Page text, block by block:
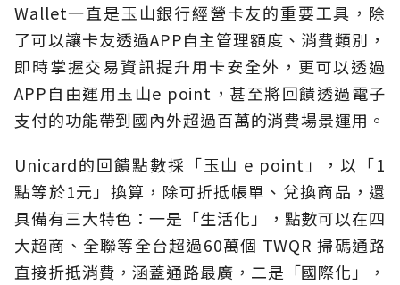
Wallet一直是玉山銀行經營卡友的重要工具，除
了可以讓卡友透過APP自主管理額度、消費類別，
即時掌握交易資訊提升用卡安全外，更可以透過
APP自由運用玉山e point，甚至將回饋透過電子
支付的功能帶到國內外超過百萬的消費場景運用。
Unicard的回饋點數採「玉山 e point」，以「1
點等於1元」換算，除可折抵帳單、兌換商品，還
具備有三大特色：一是「生活化」，點數可以在四
大超商、全聯等全台超過60萬個 TWQR 掃碼通路
直接折抵消費，涵蓋通路最廣，二是「國際化」，